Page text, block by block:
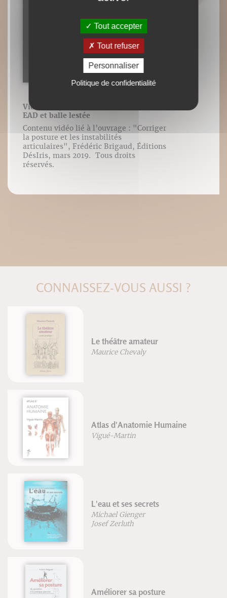
Vidéo n°37 : Newtball et coordination
EAD et balle lestée
Contenu vidéo lié à l’ouvrage : "Corriger
la posture et les instabilités
articulaires", Frédéric Brigaud, Éditions
DésIris, mars 2019. Tous droits
réservés.
CONNAISSEZ-VOUS AUSSI ?
Le théâtre amateur
Maurice Chevaly
Atlas d'Anatomie Humaine
Vigué-Martin
L'eau et ses secrets
Michael Gienger
Josef Zerluth
Améliorer sa posture
Tout accepter
Tout refuser
Personnaliser
Politique de confidentialité